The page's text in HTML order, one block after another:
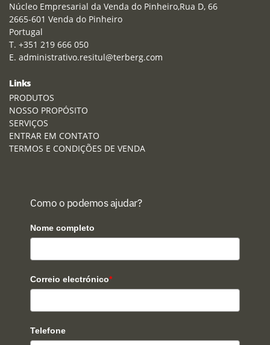
Núcleo Empresarial da Venda do Pinheiro,Rua D, 66
2665-601 Venda do Pinheiro
Portugal
T. +351 219 666 050
E. administrativo.resitul@terberg.com
Links
PRODUTOS
NOSSO PROPÓSITO
SERVIÇOS
ENTRAR EM CONTATO
TERMOS E CONDIÇÕES DE VENDA
Como o podemos ajudar?
Nome completo
Correio electrónico*
Telefone